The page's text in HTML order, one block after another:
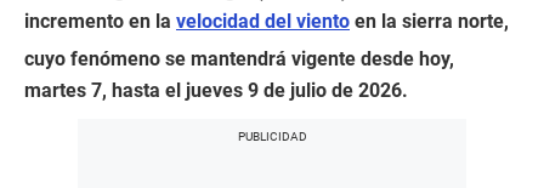
incremento en la velocidad del viento en la sierra norte,
cuyo fenómeno se mantendrá vigente desde hoy,
martes 7, hasta el jueves 9 de julio de 2026.